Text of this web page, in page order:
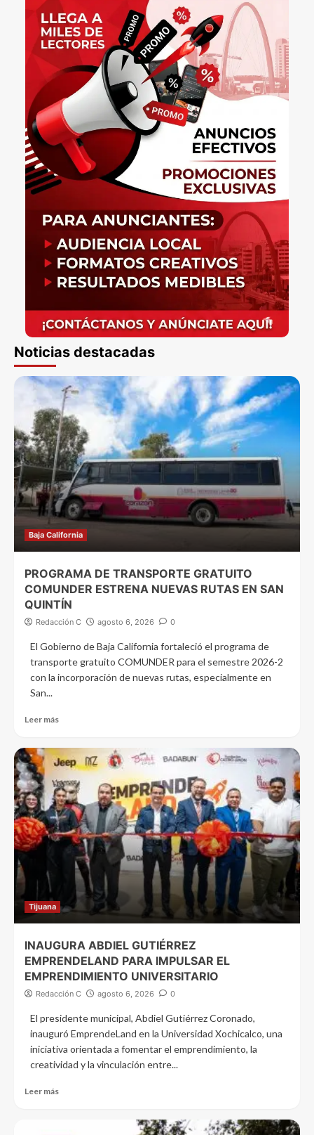
Noticias destacadas
Baja California
PROGRAMA DE TRANSPORTE GRATUITO
COMUNDER ESTRENA NUEVAS RUTAS EN SAN
QUINTÍN
Redacción C agosto 6, 2026 0
El Gobierno de Baja California fortaleció el programa de
transporte gratuito COMUNDER para el semestre 2026-2
con la incorporación de nuevas rutas, especialmente en
San...
Leer más
Tijuana
INAUGURA ABDIEL GUTIÉRREZ
EMPRENDELAND PARA IMPULSAR EL
EMPRENDIMIENTO UNIVERSITARIO
Redacción C agosto 6, 2026 0
El presidente municipal, Abdiel Gutiérrez Coronado,
inauguró EmprendeLand en la Universidad Xochicalco, una
iniciativa orientada a fomentar el emprendimiento, la
creatividad y la vinculación entre...
Leer más